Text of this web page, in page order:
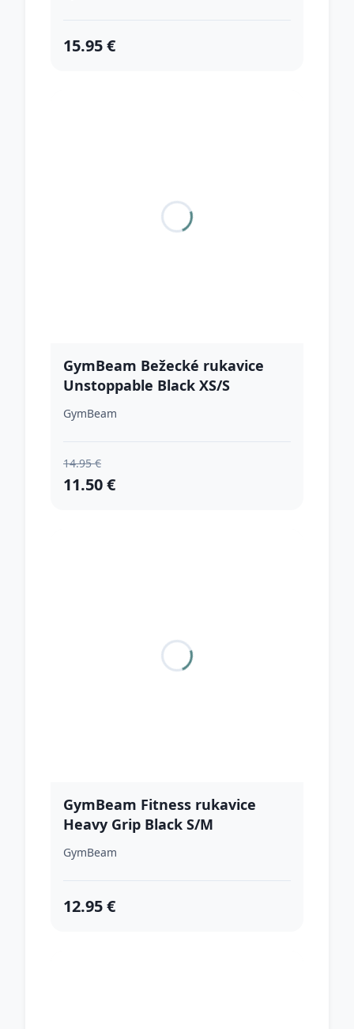
15.95 €
GymBeam Bežecké rukavice
Unstoppable Black XS/S
GymBeam
14.95 €
11.50 €
GymBeam Fitness rukavice
Heavy Grip Black S/M
GymBeam
12.95 €